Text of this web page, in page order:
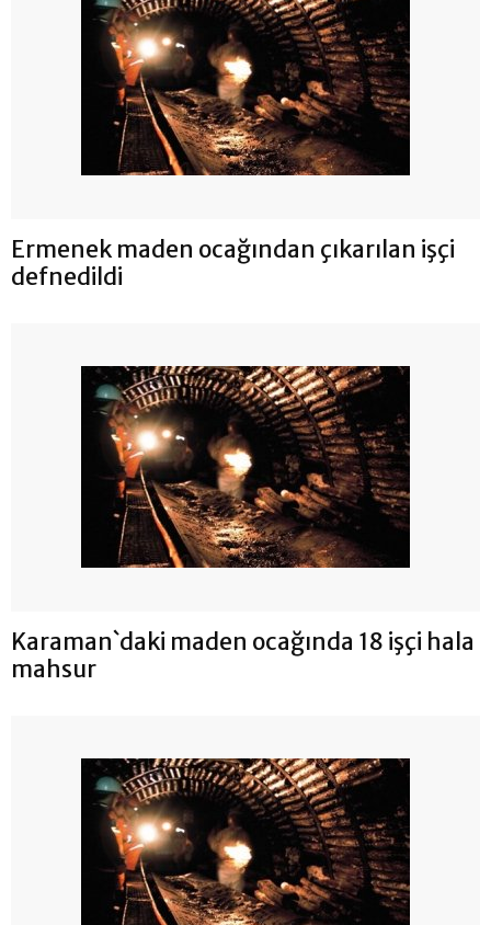
Ermenek maden ocağından çıkarılan işçi
defnedildi
Karaman`daki maden ocağında 18 işçi hala
mahsur